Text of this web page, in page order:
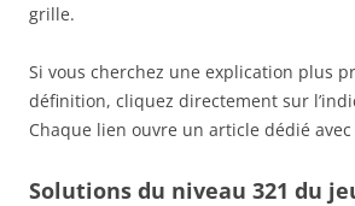
grille.
Si vous cherchez une explication plus
définition, cliquez directement sur
Chaque lien ouvre un article dédié
Solutions du niveau 321 du